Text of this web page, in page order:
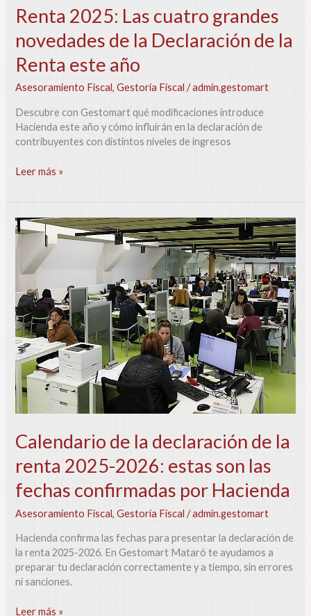
Renta 2025: Las cuatro grandes
novedades de la Declaración de la
Renta este año
Asesoramiento Fiscal,Gestoría Fiscal /admin.gestomart
Descubre con Gestomart qué modificaciones introduce
Hacienda este año y cómo influirán en la declaración de
contribuyentes con distintos niveles de ingresos
este
año
Leer más »
Calendario de la declaración de la
renta 2025-2026: estas son las
fechas confirmadas por Hacienda
Asesoramiento Fiscal,Gestoría Fiscal /admin.gestomart
Hacienda confirma las fechas para presentar la declaración de
la renta 2025-2026. En Gestomart Mataró te ayudamos a
preparar tu declaración correctamente y a tiempo, sin errores
ni sanciones.
Calendario
de
declaración
la
renta
2025-
2026:
estas
son
las
fechas
confirmadas
Hacienda
Leer más »